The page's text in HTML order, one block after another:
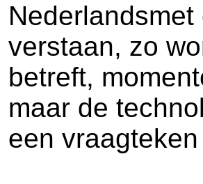
verstaan, zo
betreft,
maar de
een